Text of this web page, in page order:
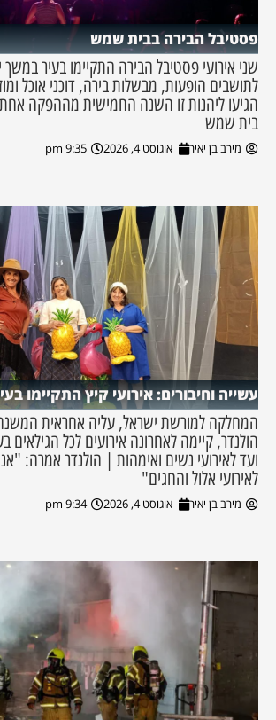
פסטיבל הבירה בבית שמש
שני אירועי פסטיבל הבירה התקיימו בעיר במשך
לתושבים הופעות, מבשלות בירה, דוכני אוכל
הגיעו ליהנות זו השנה החמישית מההפקה
בית שמש
מירב בן יאיר אוגוסט 4, 2026 9:35 pm
עשייה וחיבורים: אירועי קיץ התקיימו
המחלקה למורשת ישראל, עליה אחראית
הולנדר, קיימה לאחרונה אירועים לכל הגילאים
ועד לאירועי נשים ואימהות | הולנדר אמרה:
לאירועי אלול והחגים"
מירב בן יאיר אוגוסט 4, 2026 9:34 pm